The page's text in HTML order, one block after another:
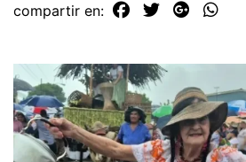
compartir en: